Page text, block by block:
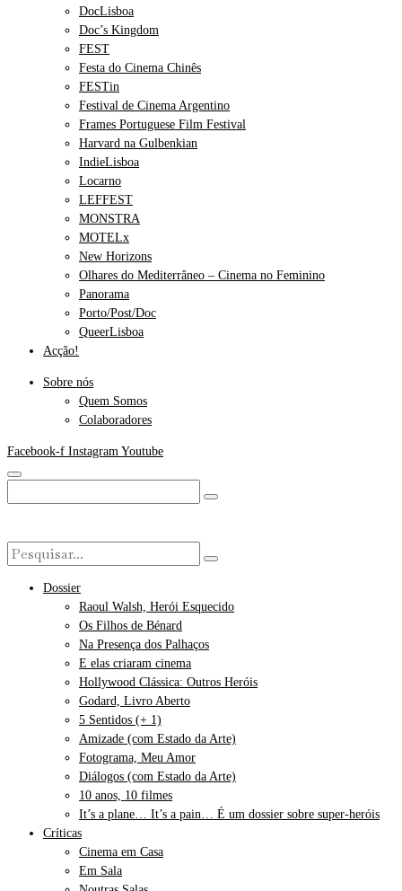
DocLisboa
Doc’s Kingdom
FEST
Festa do Cinema Chinês
FESTin
Festival de Cinema Argentino
Frames Portuguese Film Festival
Harvard na Gulbenkian
IndieLisboa
Locarno
LEFFEST
MONSTRA
MOTELx
New Horizons
Olhares do Mediterrâneo – Cinema no Feminino
Panorama
Porto/Post/Doc
QueerLisboa
Acção!
Sobre nós
Quem Somos
Colaboradores
Facebook-f Instagram Youtube
Dossier
Raoul Walsh, Herói Esquecido
Os Filhos de Bénard
Na Presença dos Palhaços
E elas criaram cinema
Hollywood Clássica: Outros Heróis
Godard, Livro Aberto
5 Sentidos (+ 1)
Amizade (com Estado da Arte)
Fotograma, Meu Amor
Diálogos (com Estado da Arte)
10 anos, 10 filmes
It’s a plane… It’s a pain… É um dossier sobre super-heróis
Críticas
Cinema em Casa
Em Sala